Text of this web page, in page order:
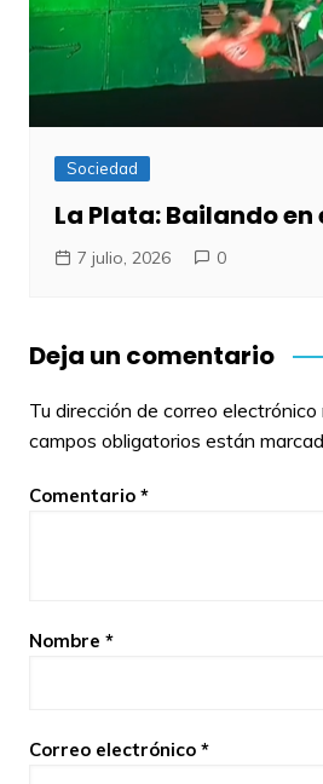
Sociedad
La Plata: Bailando en
7 julio, 2026 0
Deja un comentario
Tu dirección de correo electrónico
campos obligatorios están
Comentario *
Nombre *
Correo electrónico *